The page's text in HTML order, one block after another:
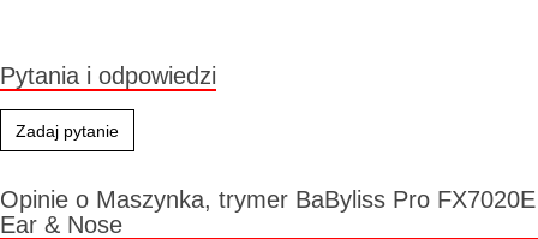
Pytania i odpowiedzi
Zadaj pytanie
Opinie o Maszynka, trymer BaByliss Pro FX7020E
Ear & Nose